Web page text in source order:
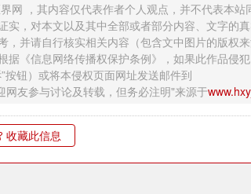
网 ，其内容仅代表作者个人观点，并不代表本站
，对本文以及其中全部或者部分内容、文字的
并请自行核实相关内容（包含文中图片的版权
《信息网络传播权保护条例》，如果此作品侵
钮）或将本侵权页面网址发送邮件到
友参与讨论及转载，但务必注明"来源于
收藏此信息